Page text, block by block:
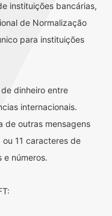
instituições bancárias,
de Normalização
para instituições
dinheiro entre
internacionais.
de outras mensagens
11 caracteres de
e números.